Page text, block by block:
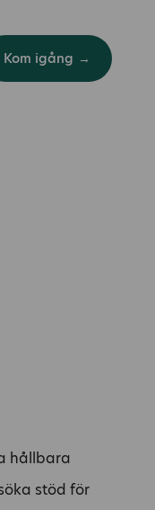
Kom igång
hållbara
stöd för